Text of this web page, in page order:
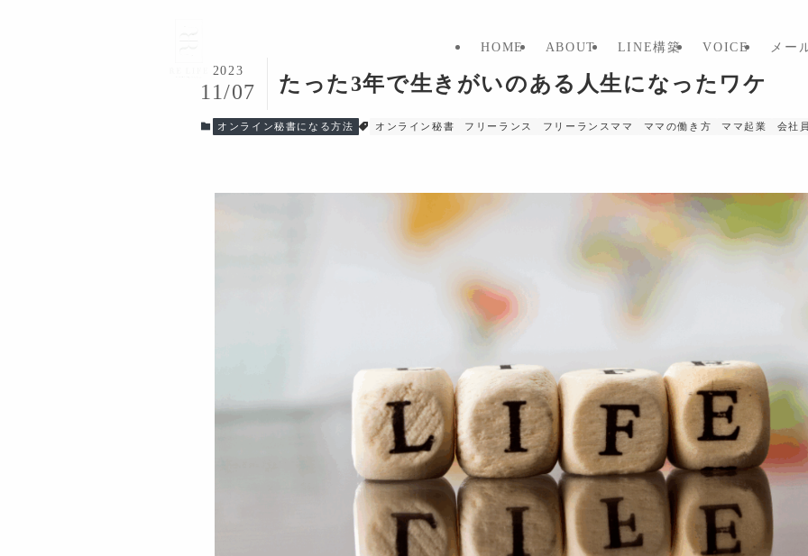
HOME ABOUT LINE構築 VOICE メー
たった3年で生きがいのある人生になったワケ
2023
11/07
オンライン秘書になる方法 オンライン秘書 フリーランス フリーランスママ ママの働き方 ママ起業 会社